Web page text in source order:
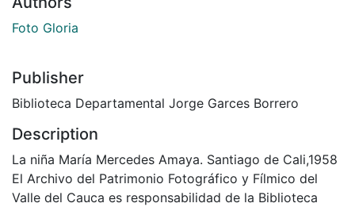
Foto Gloria
Publisher
Biblioteca Departamental Jorge Garces Borrero
Description
La niña María Mercedes Amaya. Santiago de Cali,1958
El Archivo del Patrimonio Fotográfico y Fílmico del
Valle del Cauca es responsabilidad de la Biblioteca